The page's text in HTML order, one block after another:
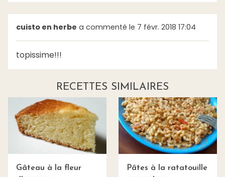
cuisto en herbe a commenté le 7 févr. 2018 17:04
topissime!!!
RECETTES SIMILAIRES
Gâteau à la fleur
Pâtes à la ratatouille